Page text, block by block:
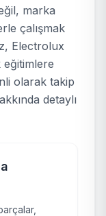
marka
çalışmak
Electrolux
eğitimlere
olarak takip
detaylı